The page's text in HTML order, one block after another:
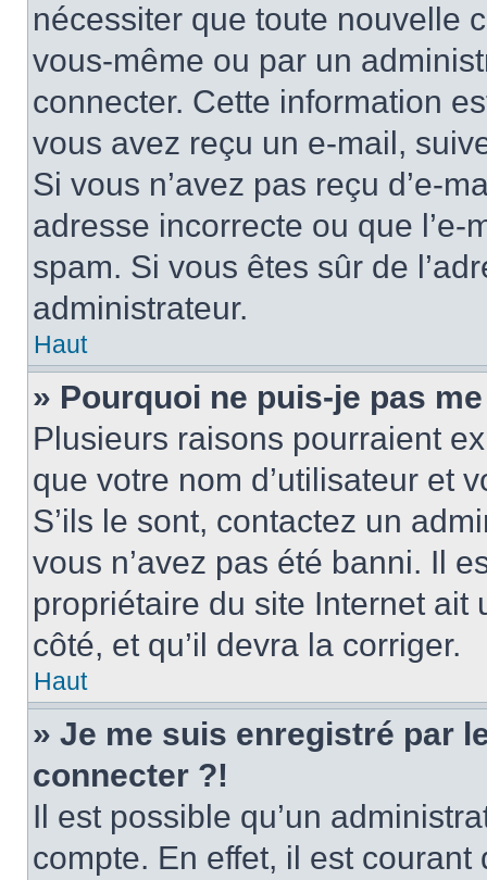
nécessiter que toute nouvelle
vous-même ou par un
connecter. Cette information
vous avez reçu un e-mail,
Si vous n’avez pas reçu d’e-
adresse incorrecte ou que
spam. Si vous êtes sûr de
administrateur.
Haut
» Pourquoi ne puis-je pas
Plusieurs raisons pourraient
que votre nom d’utilisateur et
S’ils le sont, contactez un
vous n’avez pas été banni. Il
propriétaire du site Internet
côté, et qu’il devra la corriger.
Haut
» Je me suis enregistré par
connecter ?!
Il est possible qu’un
compte. En effet, il est